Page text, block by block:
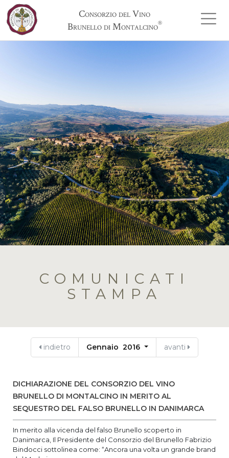
Consorzio del Vino
Brunello di Montalcino®
COMUNICATI
STAMPA
indietro Gennaio 2016 avanti
DICHIARAZIONE DEL CONSORZIO DEL VINO
BRUNELLO DI MONTALCINO IN MERITO AL
SEQUESTRO DEL FALSO BRUNELLO IN DANIMARCA
In merito alla vicenda del falso Brunello scoperto in
Danimarca, Il Presidente del Consorzio del Brunello Fabrizio
Bindocci sottolinea come: “Ancora una volta un grande brand